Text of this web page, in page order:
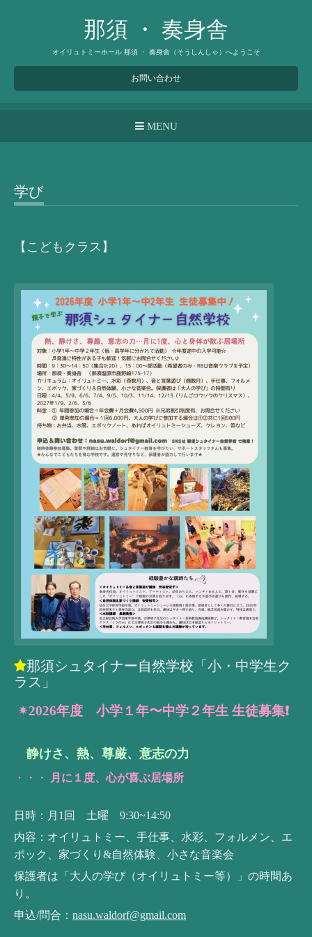
那須 ・ 奏身舎
オイリュトミーホール 那須 ・ 奏身舎（そうしんしゃ）へようこそ
お問い合わせ
MENU
学び
【こどもクラス】
那須シュタイナー自然学校「小・中学生ク
ラス」
✴︎2026年度 小学１年〜中学２年生 生徒募集❗️
静けさ、熱、尊厳、意志の力
・・・ 月に１度、心が喜ぶ居場所
日時：月1回 土曜 9:30~14:50
内容：オイリュトミー、手仕事、水彩、フォルメン、エ
ポック、家づくり&自然体験、小さな音楽会
保護者は「大人の学び（オイリュトミー等）」の時間あ
り。
申込/問合： nasu.waldorf@gmail.com